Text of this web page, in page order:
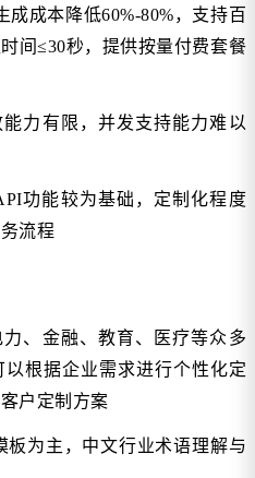
成成本降低60%-80%，支持百
间≤30秒，提供按量付费套餐
能力有限，并发支持能力难以
功能较为基础，定制化程度
流程
、金融、教育、医疗等众多
根据企业需求进行个性化定
户定制方案
板为主，中文行业术语理解与